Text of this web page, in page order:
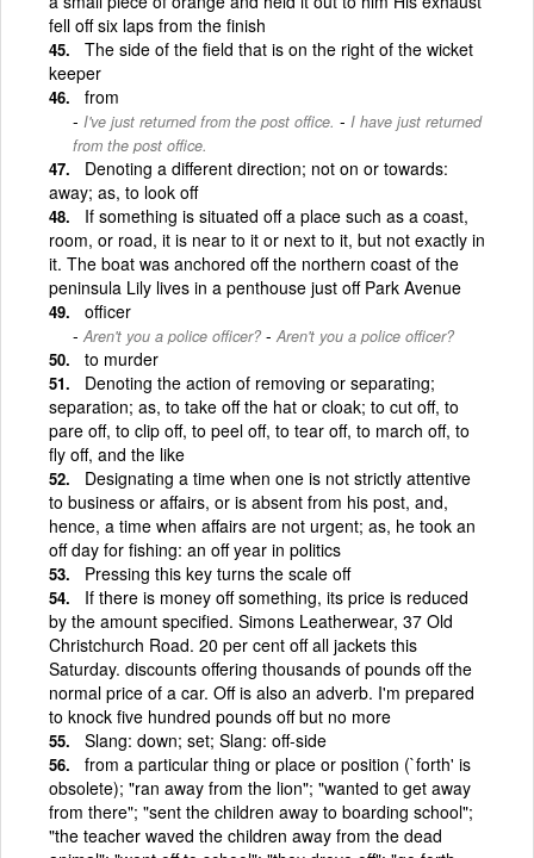
fell off six laps from the finish
The side of the field that is on the right of the wicket
keeper
from
I've just returned from the post office. - I have just returned
from the post office.
Denoting a different direction; not on or towards:
away; as, to look off
If something is situated off a place such as a coast,
room, or road, it is near to it or next to it, but not exactly in
it. The boat was anchored off the northern coast of the
peninsula Lily lives in a penthouse just off Park Avenue
officer
Aren't you a police officer? - Aren't you a police officer?
to murder
Denoting the action of removing or separating;
separation; as, to take off the hat or cloak; to cut off, to
pare off, to clip off, to peel off, to tear off, to march off, to
fly off, and the like
Designating a time when one is not strictly attentive
to business or affairs, or is absent from his post, and,
hence, a time when affairs are not urgent; as, he took an
off day for fishing: an off year in politics
Pressing this key turns the scale off
If there is money off something, its price is reduced
by the amount specified. Simons Leatherwear, 37 Old
Christchurch Road. 20 per cent off all jackets this
Saturday. discounts offering thousands of pounds off the
normal price of a car. Off is also an adverb. I'm prepared
to knock five hundred pounds off but no more
Slang: down; set; Slang: off-side
from a particular thing or place or position (`forth' is
obsolete); "ran away from the lion"; "wanted to get away
from there"; "sent the children away to boarding school";
"the teacher waved the children away from the dead